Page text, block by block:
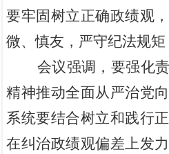
要牢固树立正确政绩观
微、慎友，严守纪法规矩
会议强调，要强化责
精神推动全面从严治党
系统要结合树立和践行
在纠治政绩观偏差上发